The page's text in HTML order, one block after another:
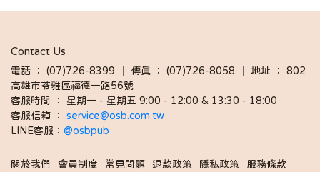
Contact Us
電話 ： (07)726-8399 │ 傳真 ： (07)726-8058 │ 地址 ： 802
高雄市苓雅區福德一路56號
客服時間 ： 星期一 - 星期五 9:00 - 12:00 & 13:30 - 18:00
客服信箱 ： service@osb.com.tw
LINE客服： @osbpub
關於我們 會員制度 常見問題 退款政策 隱私政策 服務條款